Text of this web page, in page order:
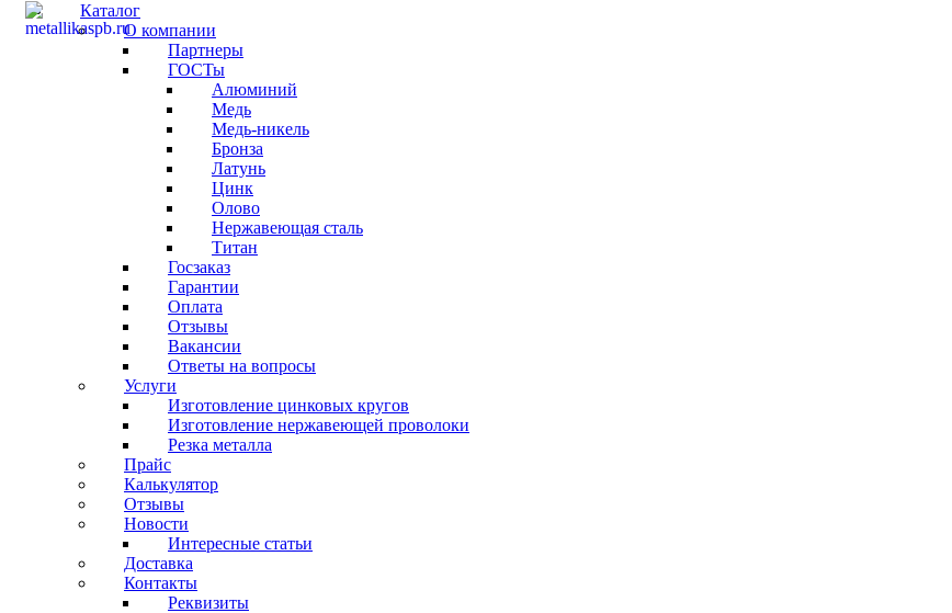
Каталог
О компании
Партнеры
ГОСТы
Алюминий
Медь
Медь-никель
Бронза
Латунь
Цинк
Олово
Нержавеющая сталь
Титан
Госзаказ
Гарантии
Оплата
Отзывы
Вакансии
Ответы на вопросы
Услуги
Изготовление цинковых кругов
Изготовление нержавеющей проволоки
Резка металла
Прайс
Калькулятор
Отзывы
Новости
Интересные статьи
Доставка
Контакты
Реквизиты